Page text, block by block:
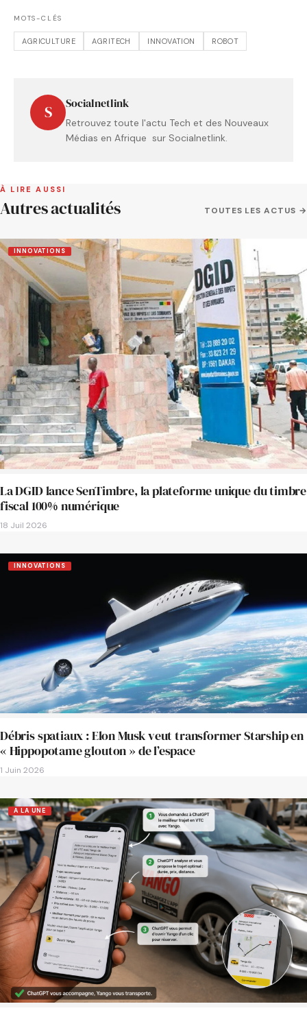
MOTS-CLÉS
AGRICULTURE AGRITECH INNOVATION ROBOT
S Socialnetlink
Retrouvez toute l'actu Tech et des Nouveaux
Médias en Afrique sur Socialnetlink.
À LIRE AUSSI
Autres actualités TOUTES LES ACTUS →
INNOVATIONS
La DGID lance SenTimbre, la plateforme unique du timbre
fiscal 100% numérique
18 Juil 2026
INNOVATIONS
Débris spatiaux : Elon Musk veut transformer Starship en
« Hippopotame glouton » de l’espace
1 Juin 2026
A LA UNE